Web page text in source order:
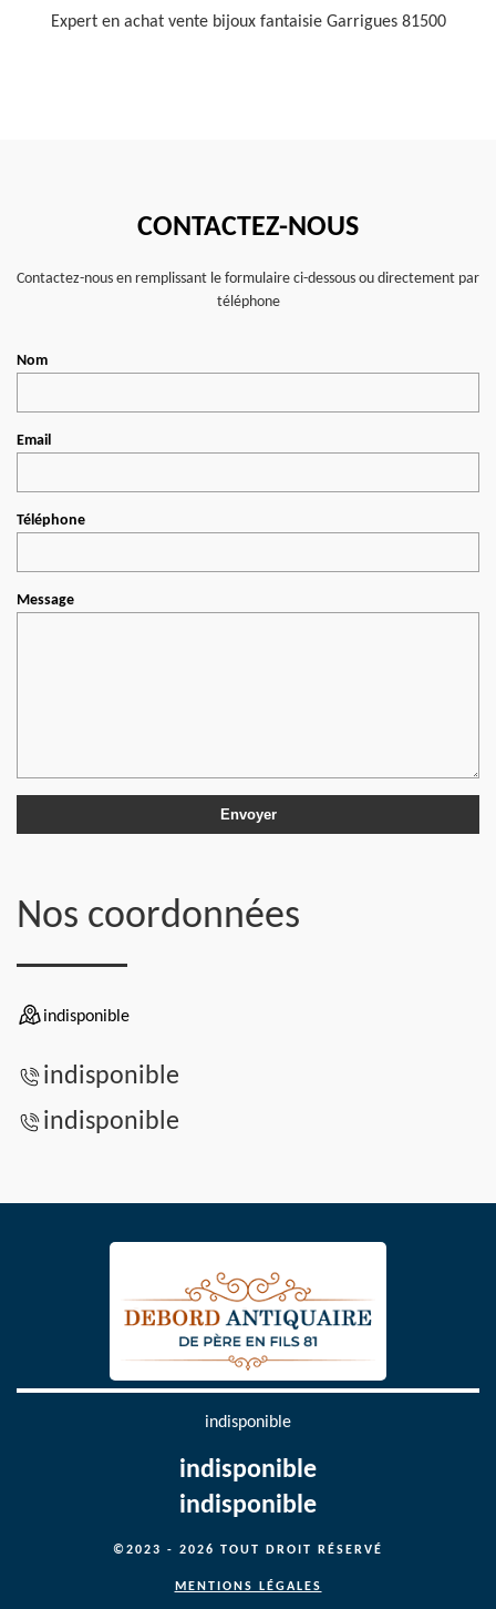
Expert en achat vente bijoux fantaisie Garrigues 81500
CONTACTEZ-NOUS
Contactez-nous en remplissant le formulaire ci-dessous ou directement par
téléphone
Nom
Email
Téléphone
Message
Nos coordonnées
indisponible
indisponible
indisponible
indisponible
indisponible
indisponible
©2023 - 2026 TOUT DROIT RÉSERVÉ
MENTIONS LÉGALES